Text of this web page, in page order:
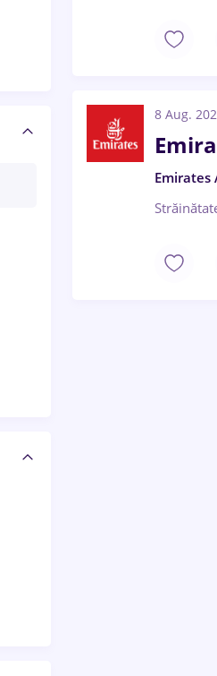
8 Aug.
Emirates